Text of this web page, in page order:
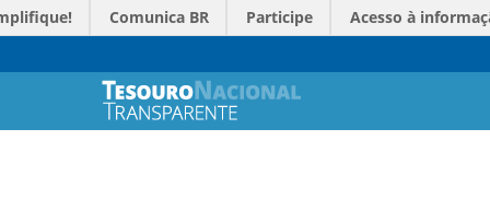
Comunica BR Participe Acesso à